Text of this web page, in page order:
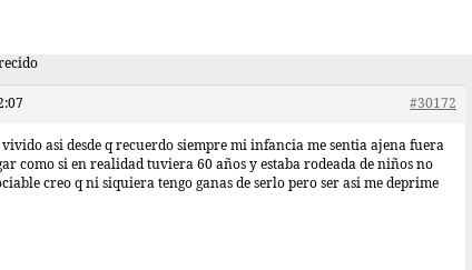
#30172
vivido asi desde q recuerdo siempre mi infancia me sentia ajena fuera
como si en realidad tuviera 60 años y estaba rodeada de niños no
creo q ni siquiera tengo ganas de serlo pero ser asi me deprime